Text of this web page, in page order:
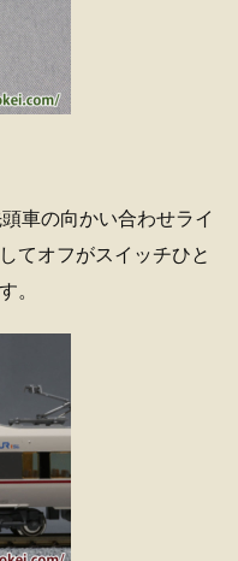
車の向かい合わせライ
てオフがスイッチひと
。